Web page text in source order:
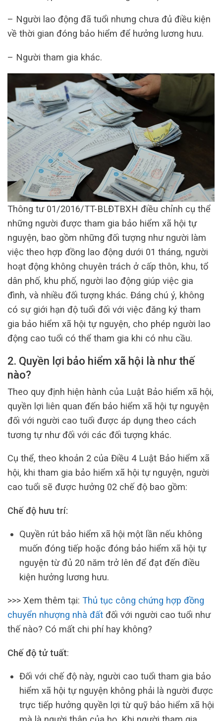
– Người lao động đã tuổi nhưng chưa đủ điều kiện
về thời gian đóng bảo hiểm để hưởng lương hưu.
– Người tham gia khác.
Thông tư 01/2016/TT-BLĐTBXH điều chỉnh cụ thể
những người được tham gia bảo hiểm xã hội tự
nguyện, bao gồm những đối tượng như người làm
việc theo hợp đồng lao động dưới 01 tháng, người
hoạt động không chuyên trách ở cấp thôn, khu, tổ
dân phố, khu phố, người lao động giúp việc gia
đình, và nhiều đối tượng khác. Đáng chú ý, không
có sự giới hạn độ tuổi đối với việc đăng ký tham
gia bảo hiểm xã hội tự nguyện, cho phép người lao
động cao tuổi có thể tham gia khi có nhu cầu.
2. Quyền lợi bảo hiểm xã hội là như thế
nào?
Theo quy định hiện hành của Luật Bảo hiểm xã hội,
quyền lợi liên quan đến bảo hiểm xã hội tự nguyện
đối với người cao tuổi được áp dụng theo cách
tương tự như đối với các đối tượng khác.
Cụ thể, theo khoản 2 của Điều 4 Luật Bảo hiểm xã
hội, khi tham gia bảo hiểm xã hội tự nguyện, người
cao tuổi sẽ được hưởng 02 chế độ bao gồm:
Chế độ hưu trí:
Quyền rút bảo hiểm xã hội một lần nếu không
muốn đóng tiếp hoặc đóng bảo hiểm xã hội tự
nguyện từ đủ 20 năm trở lên để đạt đến điều
kiện hưởng lương hưu.
>>> Xem thêm tại: Thủ tục công chứng hợp đồng
chuyển nhượng nhà đất đối với người cao tuổi như
thế nào? Có mất chi phí hay không?
Chế độ tử tuất:
Đối với chế độ này, người cao tuổi tham gia bảo
hiểm xã hội tự nguyện không phải là người được
trực tiếp hưởng quyền lợi từ quỹ bảo hiểm xã hội